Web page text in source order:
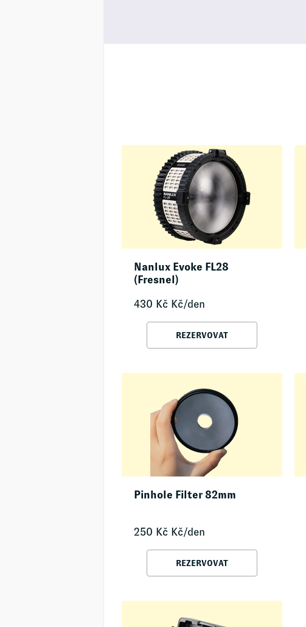
Nanlux Evoke FL28
(Fresnel)
430 Kč Kč/den
REZERVOVAT
Pinhole Filter 82mm
250 Kč Kč/den
REZERVOVAT